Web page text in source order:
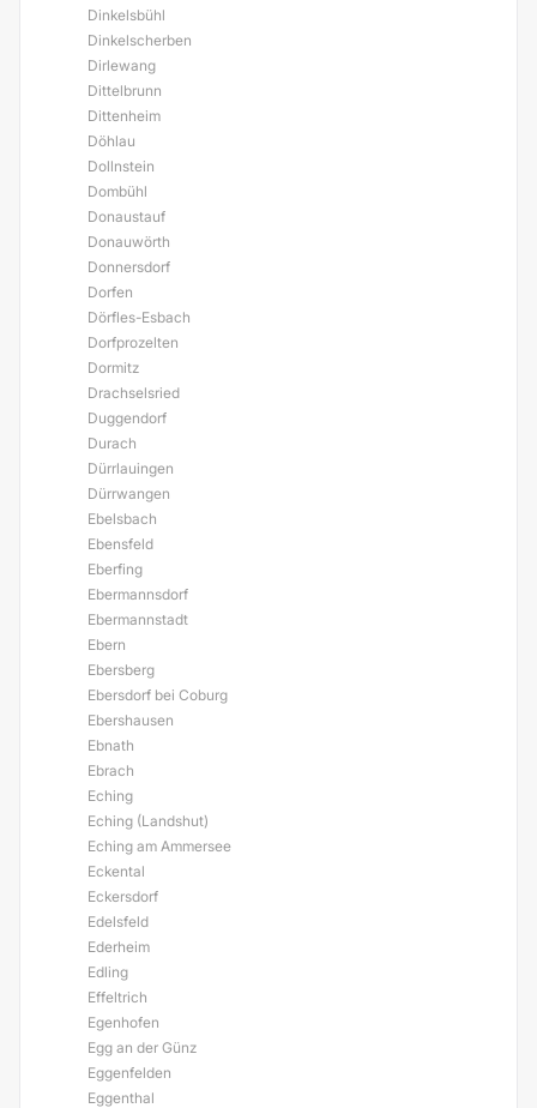
Dinkelsbühl
Dinkelscherben
Dirlewang
Dittelbrunn
Dittenheim
Döhlau
Dollnstein
Dombühl
Donaustauf
Donauwörth
Donnersdorf
Dorfen
Dörfles-Esbach
Dorfprozelten
Dormitz
Drachselsried
Duggendorf
Durach
Dürrlauingen
Dürrwangen
Ebelsbach
Ebensfeld
Eberfing
Ebermannsdorf
Ebermannstadt
Ebern
Ebersberg
Ebersdorf bei Coburg
Ebershausen
Ebnath
Ebrach
Eching
Eching (Landshut)
Eching am Ammersee
Eckental
Eckersdorf
Edelsfeld
Ederheim
Edling
Effeltrich
Egenhofen
Egg an der Günz
Eggenfelden
Eggenthal